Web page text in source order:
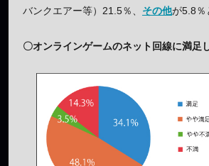
バンクエアー等）21.5％、 その他が5.8％
〇オンラインゲームのネット回線に満足